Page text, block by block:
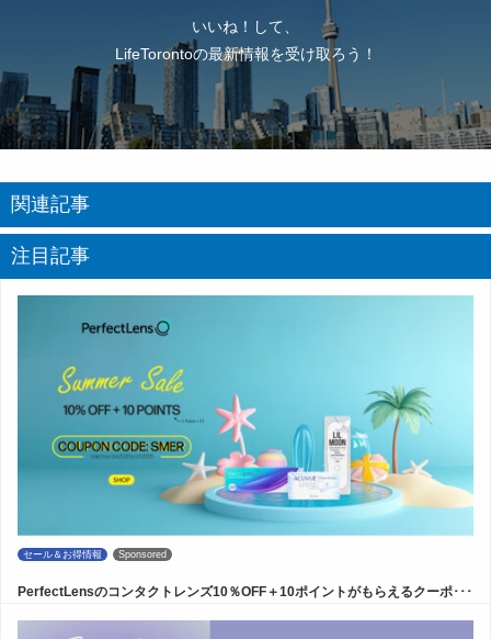
いいね！して、
LifeTorontoの最新情報を受け取ろう！
関連記事
注目記事
セール＆お得情報 Sponsored
PerfectLensのコンタクトレンズ10％OFF＋10ポイントがもらえるクーポ･･･